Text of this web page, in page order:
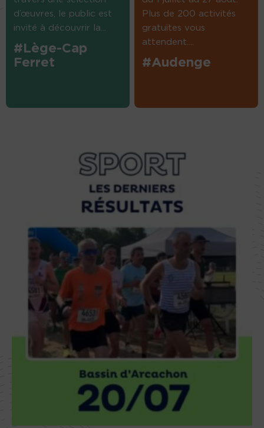
d’œuvres, le public est
invité à découvrir la...
#Lège-Cap
Ferret
Plus de 200 activités
gratuites vous
attendent....
#Audenge